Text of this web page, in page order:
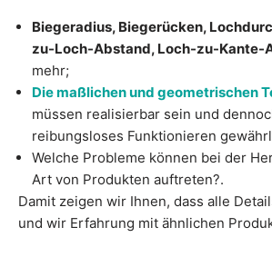
Biegeradius, Biegerücken,
zu-Loch-Abstand, Loch-zu-Kante-
mehr;
Die maßlichen und geometrischen
müssen realisierbar sein und
reibungsloses Funktionieren
Welche Probleme können bei der
Art von Produkten auftreten?.
Damit zeigen wir Ihnen, dass alle
und wir Erfahrung mit ähnlichen